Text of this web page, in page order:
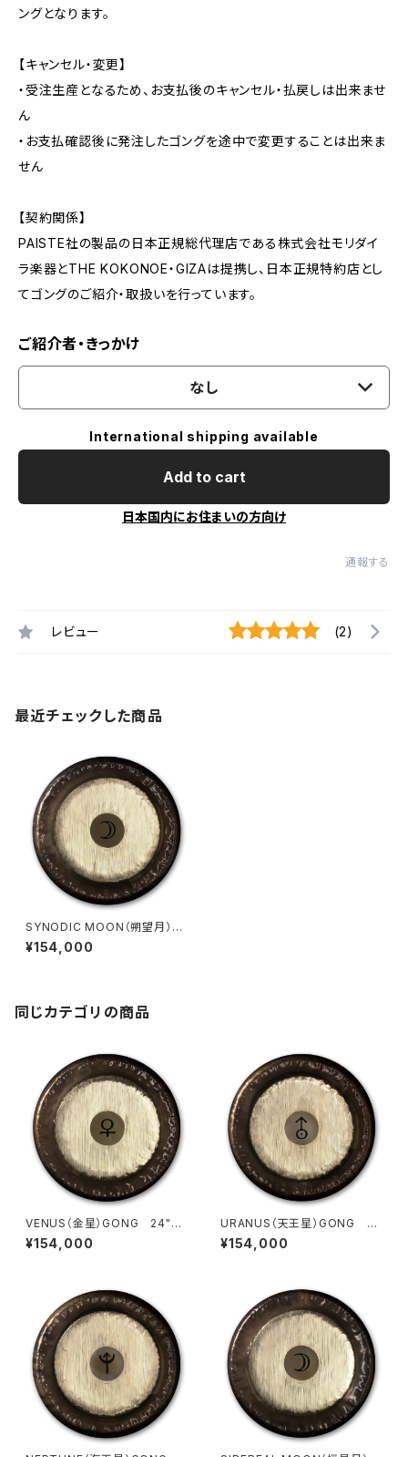
ングとなります。
【キャンセル・変更】
・受注生産となるため、お支払後のキャンセル・払戻しは出来ませ
ん
・お支払確認後に発注したゴングを途中で変更することは出来ま
せん
【契約関係】
PAISTE社の製品の日本正規総代理店である株式会社モリダイ
ラ楽器とTHE KOKONOE・GIZAは提携し、日本正規特約店とし
てゴングのご紹介・取扱いを行っています。
ご紹介者・きっかけ
なし
International shipping available
Add to cart
日本国内にお住まいの方向け
通報する
レビュー (2)
最近チェックした商品
SYNODIC MOON（朔望月）2
4"（61cm）
¥154,000
同じカテゴリの商品
VENUS（金星）GONG 24"（6
1cm）
¥154,000
URANUS（天王星）GONG 2
4"（61cm）
¥154,000